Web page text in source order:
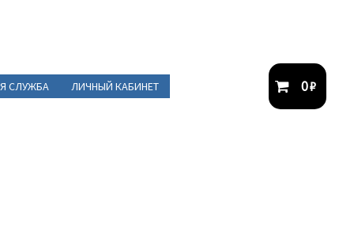
СЛУЖБА ЛИЧНЫЙ КАБИНЕТ 0₽